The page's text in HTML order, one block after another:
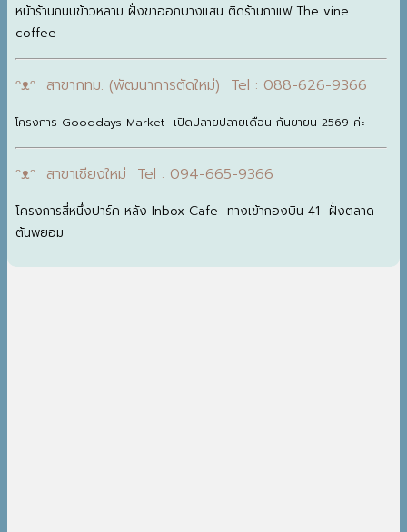
หน้าร้านถนนข้าวหลาม ฝั่งขาออกบางแสน ติดร้านกาแฟ The vine
coffee
ᵔᴥᵔ สาขากทม. (พัฒนาการตัดใหม่) Tel : 088-626-9366
โครงการ Gooddays Market เปิดปลายปลายเดือน กันยายน 2569 ค่ะ
ᵔᴥᵔ สาขาเชียงใหม่ Tel : 094-665-9366
โครงการสี่หนึ่งปาร์ค หลัง Inbox Cafe ทางเข้ากองบิน 41 ฝั่งตลาด
ต้นพยอม